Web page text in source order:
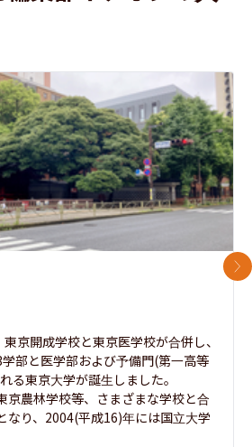
京開成学校と東京医学校が合併し、
部と医学部および予備門(第一高等
る東京大学が誕生しました。
京農林学校等、さまざまな学校と合
なり、2004(平成16)年には国立大学
次